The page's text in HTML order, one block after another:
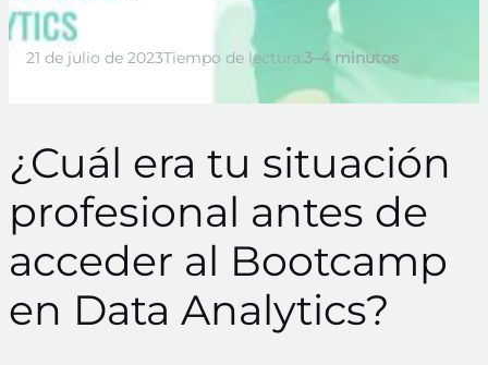
21 de julio de 2023Tiempo de lectura:3–4 minutos
¿Cuál era tu situación
profesional antes de
acceder al Bootcamp
en Data Analytics?